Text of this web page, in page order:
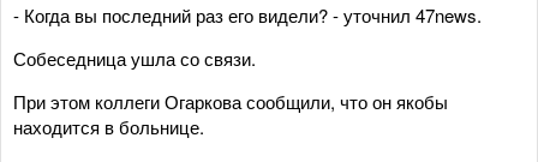
- Когда вы последний раз его видели? - уточнил 47news.
Собеседница ушла со связи.
При этом коллеги Огаркова сообщили, что он якобы
находится в больнице.